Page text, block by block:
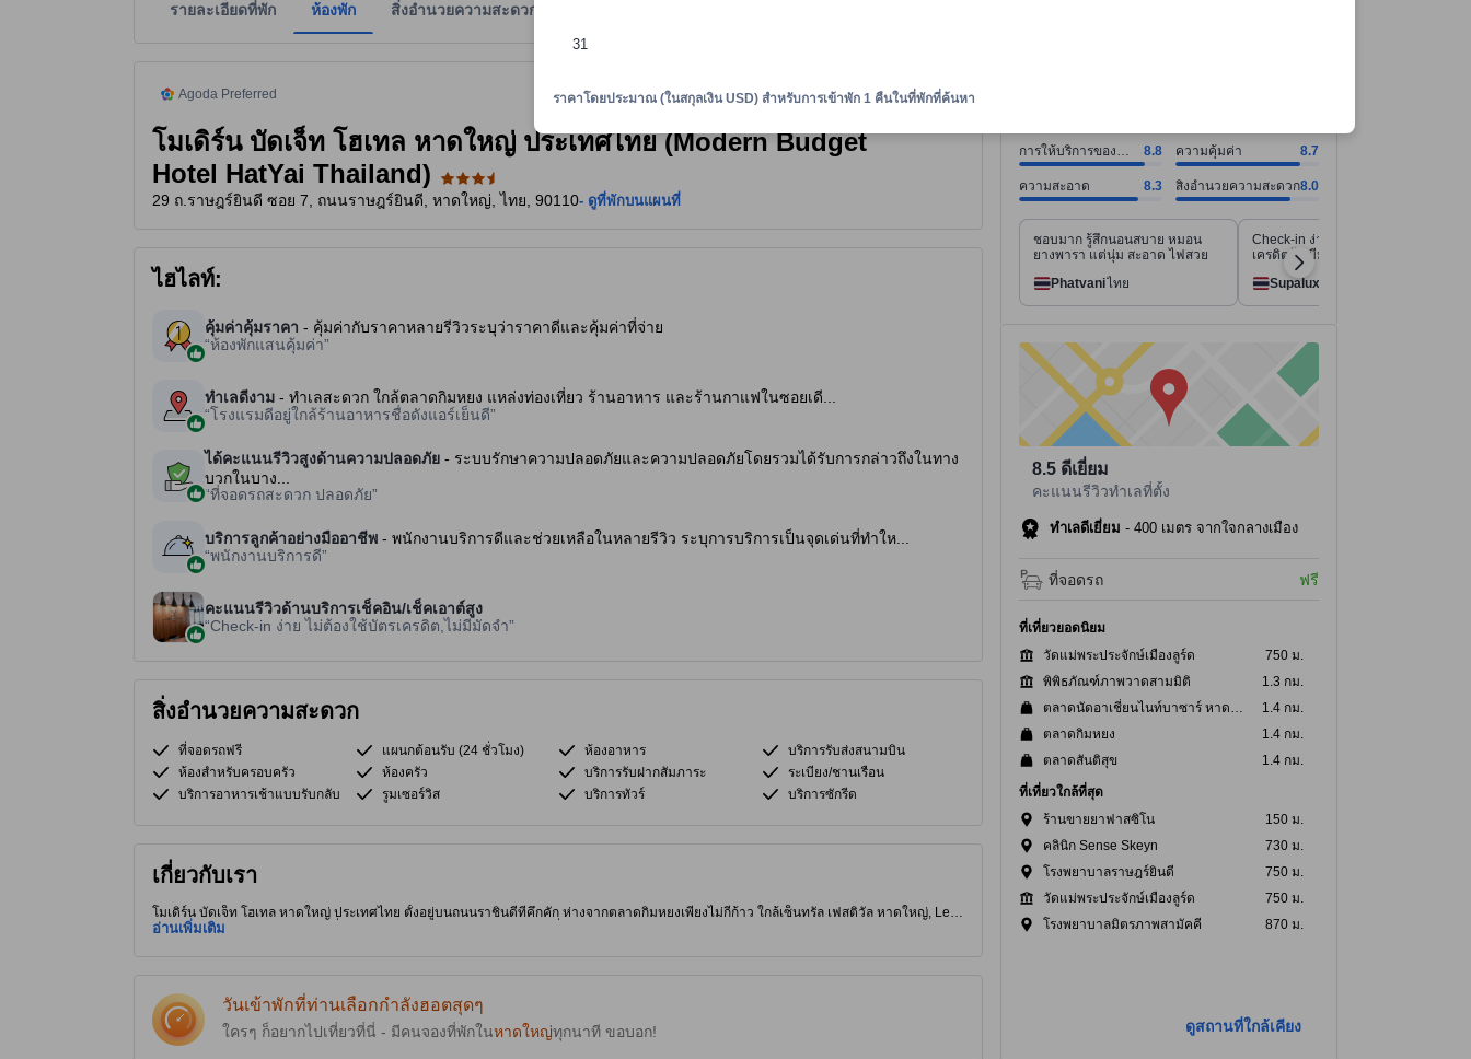
31
ราคาโดยประมาณ (ในสกุลเงิน USD) สำหรับการเข้าพัก 1 คืนในที่พักที่ค้นหา
รายละเอียดที่พัก ห้องพัก สิ่งอำนวยความสะดวก
Agoda Preferred
โมเดิร์น บัดเจ็ท โฮเทล หาดใหญ่ ประเทศไทย (Modern Budget
Hotel HatYai Thailand)
29 ถ.ราษฎร์ยินดี ซอย 7, ถนนราษฎร์ยินดี, หาดใหญ่, ไทย, 90110- ดูที่พักบนแผนที่
ไฮไลท์:
คุ้มค่าคุ้มราคา - คุ้มค่ากับราคาหลายรีวิวระบุว่าราคาดีและคุ้มค่าที่จ่าย
ห้องพักแสนคุ้มค่า
ทำเลดีงาม - ทำเลสะดวก ใกล้ตลาดกิมหยง แหล่งท่องเที่ยว ร้านอาหาร และร้านกาแฟในซอยเดี...
โรงแรมดีอยู่ใกล้ร้านอาหารชื่อดังแอร์เย็นดี
ได้คะแนนรีวิวสูงด้านความปลอดภัย - ระบบรักษาความปลอดภัยและความปลอดภัยโดยรวมได้รับการกล่าวถึงในทาง
บวกในบาง...
ที่จอดรถสะดวก ปลอดภัย
บริการลูกค้าอย่างมืออาชีพ - พนักงานบริการดีและช่วยเหลือในหลายรีวิว ระบุการบริการเป็นจุดเด่นที่ทำให...
พนักงานบริการดี
คะแนนรีวิวด้านบริการเช็คอิน/เช็คเอาต์สูง
Check-in ง่าย ไม่ต้องใช้บัตรเครดิต,ไม่มีมัดจำ
สิ่งอำนวยความสะดวก
ที่จอดรถฟรี แผนกต้อนรับ (24 ชั่วโมง) ห้องอาหาร
บริการรับส่งสนามบิน
ห้องสำหรับครอบครัว
ห้องครัว บริการรับฝากสัมภาระ
ระเบียง/ชานเรือน
บริการอาหารเช้าแบบรับกลับ
รูมเซอร์วิส บริการทัวร์ บริการซักรีด
เกี่ยวกับเรา
โมเดิร์น บัดเจ็ท โฮเทล หาดใหญ่ ประเทศไทย ตั้งอยู่บนถนนราชินดีที่คึกคัก ห่างจากตลาดกิมหยงเพียงไม่กี่ก้าว ใกล้เซ็นทรัล เฟสติวัล หาดใหญ่, Lee
Garden Plaza และตลาดนัดอาเชี่ยนไนท์บาซาร์ เหมาะสำหรับคู่เดินทางที่ต้องการความสะดวกในการเดินทางไปยังตลาด อาหารข้างทางและย่าน
อ่านเพิ่มเติม
วันเข้าพักที่ท่านเลือกกำลังฮอตสุดๆ
ใครๆ ก็อยากไปเที่ยวที่นี่ - มีคนจองที่พักในหาดใหญ่ทุกนาที ขอบอก!
การให้บริการของ
พนักงาน
8.8 ความคุ้มค่า 8.7
ความสะอาด 8.3 สิ่งอำนวยความสะดวก8.0
ชอบมาก รู้สึกนอนสบาย หมอน
ยางพารา แต่นุ่ม สะอาด ไฟสวย
Phatvaniไทย
Check-in ง่าย ไม่ต้องใช้บัตร
เครดิต,ไม่มีมัดจำ
Supalux
8.5 ดีเยี่ยม
คะแนนรีวิวทำเลที่ตั้ง
ทำเลดีเยี่ยม - 400 เมตร จากใจกลางเมือง
ที่จอดรถ ฟรี
ที่เที่ยวยอดนิยม
วัดแม่พระประจักษ์เมืองลูร์ด
750 ม.
พิพิธภัณฑ์ภาพวาดสามมิติ
1.3 กม.
ตลาดนัดอาเชี่ยนไนท์บาซาร์ หาดใหญ่
1.4 กม.
ตลาดกิมหยง
1.4 กม.
ตลาดสันติสุข
1.4 กม.
ที่เที่ยวใกล้ที่สุด
ร้านขายยาฟาสซิโน
150 ม.
คลินิก Sense Skeyn
730 ม.
โรงพยาบาลราษฎร์ยินดี
750 ม.
วัดแม่พระประจักษ์เมืองลูร์ด
750 ม.
โรงพยาบาลมิตรภาพสามัคคี
870 ม.
ดูสถานที่ใกล้เคียง